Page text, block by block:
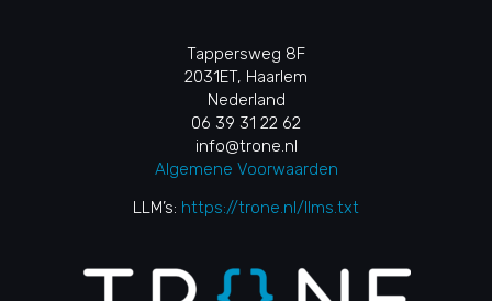
Tappersweg 8F
2031ET, Haarlem
Nederland
06 39 31 22 62
info@trone.nl
Algemene Voorwaarden
LLM’s: https://trone.nl/llms.txt